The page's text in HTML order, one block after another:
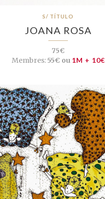
S/ TÍTULO
JOANA ROSA
75€
Membres:55€ ou 1M + 10€